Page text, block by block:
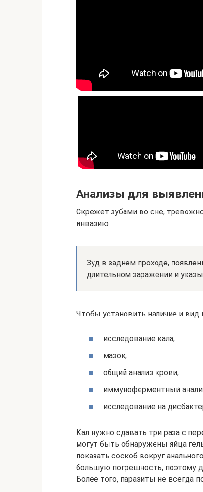
Анализы для
Скрежет зубами во сне,
инвазию.
Зуд в заднем проходе,
длительном заражении и
Чтобы установить наличие и
исследование кала;
мазок;
общий анализ крови;
иммуноферментный
исследование на
Кал нужно сдавать три раза с
могут быть обнаружены яйца
показать соскоб вокруг
большую погрешность, поэтому
Более того, паразиты не всегда